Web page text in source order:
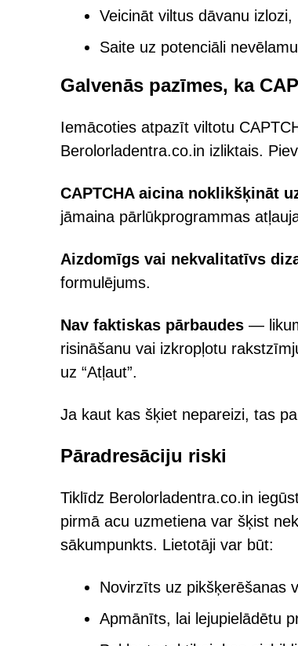
Veicināt viltus dāvanu
Saite uz potenciāli
Galvenās pazīmes, ka
Iemācoties atpazīt viltotu
Berolorladentra.co.in izliktais.
CAPTCHA aicina noklikšķināt
jāmaina pārlūkprogrammas
Aizdomīgs vai nekvalitatīvs
formulējums.
Nav faktiskas pārbaudes —
risināšanu vai izkropļotu
uz “Atļaut”.
Ja kaut kas šķiet nepareizi, tas
Pāradresāciju riski
Tiklīdz Berolorladentra.co.in
pirmā acu uzmetiena var šķist
sākumpunkts. Lietotāji var būt:
Novirzīts uz pikšķerēšanas
Apmānīts, lai lejupielādētu